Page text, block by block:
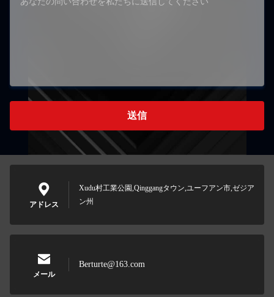
送信
アドレス
Xudu村工業公園,Qinggangタウン,ユーフアン市,ゼジア
ン州
メール
Berturte@163.com